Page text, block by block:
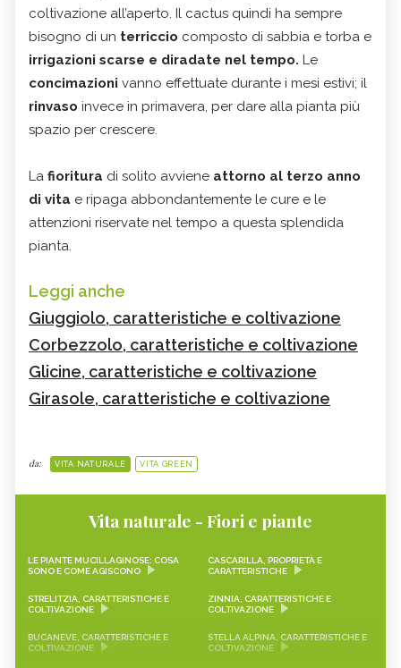
coltivazione all’aperto. Il cactus quindi ha sempre
bisogno di un terriccio composto di sabbia e torba e
irrigazioni scarse e diradate nel tempo. Le
concimazioni vanno effettuate durante i mesi estivi; il
rinvaso invece in primavera, per dare alla pianta più
spazio per crescere.
La fioritura di solito avviene attorno al terzo anno
di vita e ripaga abbondantemente le cure e le
attenzioni riservate nel tempo a questa splendida
pianta.
Leggi anche
Giuggiolo, caratteristiche e coltivazione
Corbezzolo, caratteristiche e coltivazione
Glicine, caratteristiche e coltivazione
Girasole, caratteristiche e coltivazione
da: VITA NATURALE VITA GREEN
Vita naturale - Fiori e piante
LE PIANTE MUCILLAGINOSE: COSA
SONO E COME AGISCONO
CASCARILLA, PROPRIETÀ E
CARATTERISTICHE
STRELITZIA, CARATTERISTICHE E
COLTIVAZIONE
ZINNIA, CARATTERISTICHE E
COLTIVAZIONE
BUCANEVE, CARATTERISTICHE E
COLTIVAZIONE
STELLA ALPINA, CARATTERISTICHE E
COLTIVAZIONE